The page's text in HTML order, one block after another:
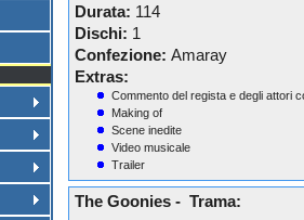
Durata: 114
Dischi: 1
Confezione: Amaray
Extras:
Commento del regista e degli attori
Making of
Scene inedite
Video musicale
Trailer
The Goonies - Trama: